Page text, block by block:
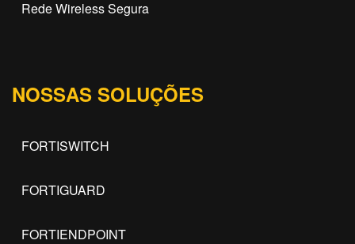
Rede Wireless Segura
NOSSAS SOLUÇÕES
FORTISWITCH
FORTIGUARD
FORTIENDPOINT